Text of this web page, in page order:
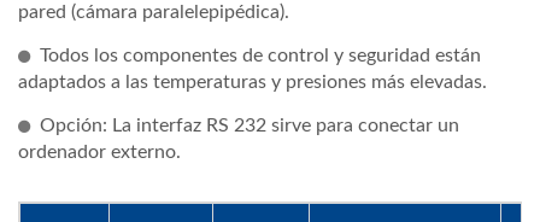
pared (cámara paralelepipédica).
Todos los componentes de control y seguridad están
adaptados a las temperaturas y presiones más elevadas.
Opción: La interfaz RS 232 sirve para conectar un
ordenador externo.